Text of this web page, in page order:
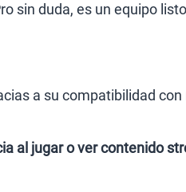
sin duda, es un equipo
a su compatibilidad con
al jugar o ver contenido